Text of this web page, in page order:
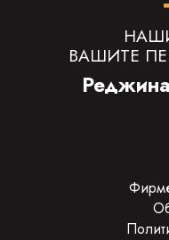
ВАШИТЕ